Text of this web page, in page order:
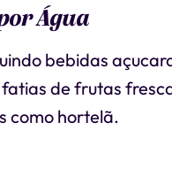
Água
bebidas
de frutas
como hortelã.